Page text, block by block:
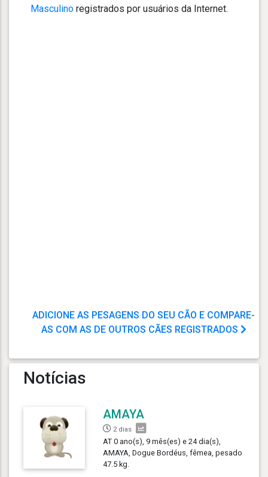
Masculino registrados por usuários da Internet.
ADICIONE AS PESAGENS DO SEU CÃO E COMPARE-
AS COM AS DE OUTROS CÃES REGISTRADOS
Notícias
AMAYA
2 dias
AT 0 ano(s), 9 mês(es) e 24 dia(s),
AMAYA, Dogue Bordéus, fêmea, pesado
47.5 kg.